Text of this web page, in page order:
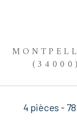
(34000)
4 pièces - 78